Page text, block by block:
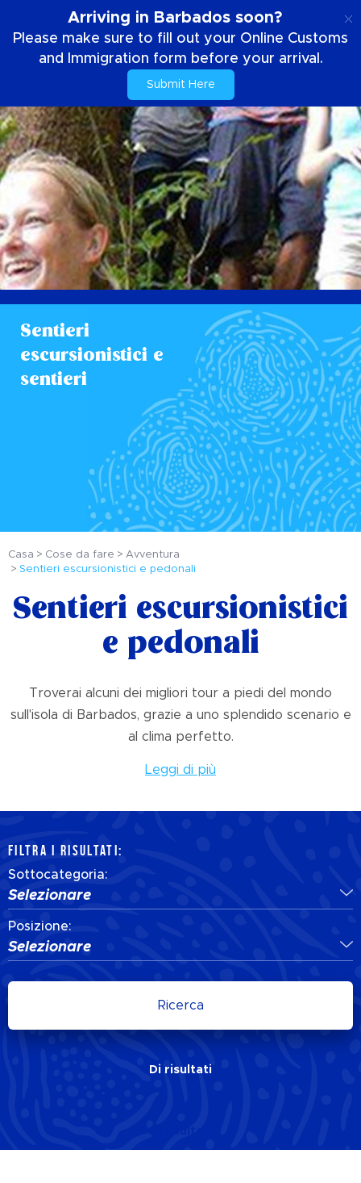
Arriving in Barbados soon?
Please make sure to fill out your Online Customs
and Immigration form before your arrival.
Submit Here
Sentieri
escursionistici e
sentieri
Casa Cose da fare
Avventura
Sentieri escursionistici e pedonali
Sentieri escursionistici
e pedonali
Troverai alcuni dei migliori tour a piedi del mondo
sull'isola di Barbados, grazie a uno splendido scenario e
al clima perfetto.
Leggi di più
FILTRA I RISULTATI:
Sottocategoria:
Selezionare
Posizione:
Selezionare
Ricerca
Di risultati